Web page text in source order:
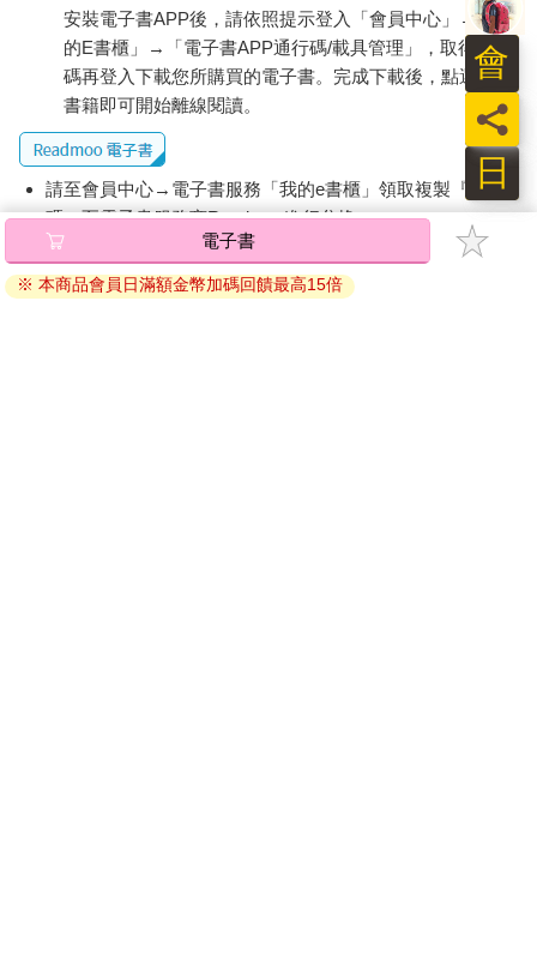
安裝電子書APP後，請依照提示登入「會員中心」→「我
的E書櫃」→「電子書APP通行碼/載具管理」，取得通行
碼再登入下載您所購買的電子書。完成下載後，點選任一
書籍即可開始離線閱讀。
請至會員中心→電子書服務「我的e書櫃」領取複製『兌換
碼』至電子書服務商Readmoo進行兌換。
退換貨須知：
因版權保護，您在金石堂所購買的電子書僅能以金石堂專屬
電子書
※ 本商品會員日滿額金幣加碼回饋最高15倍
日
員
會